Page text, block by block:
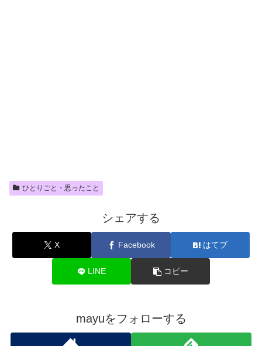
ひとりごと・思ったこと
シェアする
X Facebook はてブ
LINE コピー
mayuをフォローする